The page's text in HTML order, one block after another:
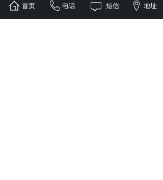
首页 电话 短信 地址